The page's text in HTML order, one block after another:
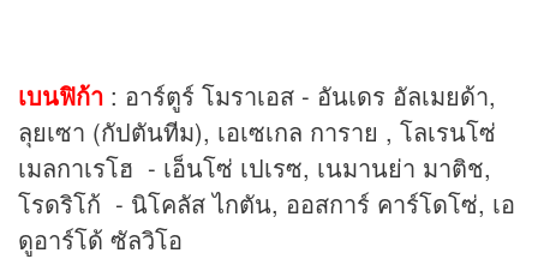
เบนฟิก้า : อาร์ตูร์ โมราเอส - อันเดร อัลเมยด้า,
ลุยเซา (กัปตันทีม), เอเซเกล การาย , โลเรนโซ่
เมลกาเรโฮ - เอ็นโซ่ เปเรซ, เนมานย่า มาติช,
โรดริโก้ - นิโคลัส ไกตัน, ออสการ์ คาร์โดโซ่, เอ
ดูอาร์โด้ ซัลวิโอ